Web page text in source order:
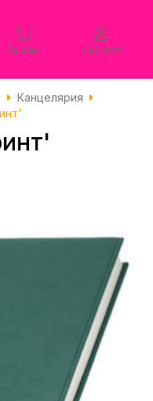
Заказы Кабинет
Канцелярия